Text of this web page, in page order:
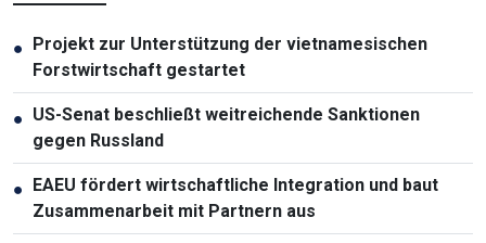
● Projekt zur Unterstützung der vietnamesischen
Forstwirtschaft gestartet
● US-Senat beschließt weitreichende Sanktionen
gegen Russland
● EAEU fördert wirtschaftliche Integration und baut
Zusammenarbeit mit Partnern aus